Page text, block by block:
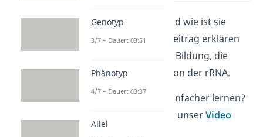
Was ist eine rRNA und wie ist sie
gebaut? In diesem Beitrag erklären
wir dir alles über die Bildung, die
Arten und die Funktion der rRNA.
Du möchtest noch einfacher lernen?
Dann schau dir doch unserVideo
Genotyp
3/7 – Dauer: 03:51
Phänotyp
4/7 – Dauer: 03:37
Allel